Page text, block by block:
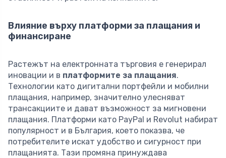
Влияние върху платформи за плащания и
финансиране
Растежът на електронната търговия е генерирал
иновации и в платформите за плащания.
Технологии като дигитални портфейли и мобилни
плащания, например, значително улесняват
трансакциите и дават възможност за мигновени
плащания. Платформи като PayPal и Revolut набират
популярност и в България, което показва, че
потребителите искат удобство и сигурност при
плащанията. Тази промяна принуждава